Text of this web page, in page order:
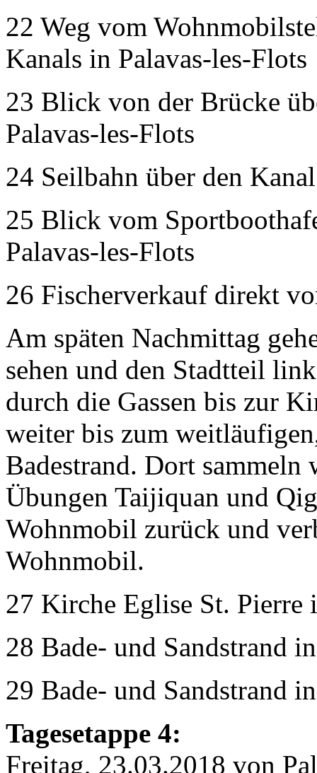
22 Weg vom
Kanals in Palavas-les-Flots
23 Blick von der Brücke
Palavas-les-Flots
24 Seilbahn über den
25 Blick vom
Palavas-les-Flots
26 Fischerverkauf direkt
Am späten Nachmittag
sehen und den Stadtteil
durch die Gassen bis zur
weiter bis zum
Badestrand. Dort
Übungen Taijiquan und
Wohnmobil zurück und
Wohnmobil.
27 Kirche Eglise St. Pierre
28 Bade- und Sandstrand
29 Bade- und Sandstrand
Tagesetappe 4:
Freitag, 23.03.2018 von